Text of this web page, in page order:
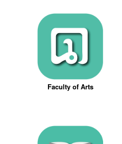
Faculty of Arts